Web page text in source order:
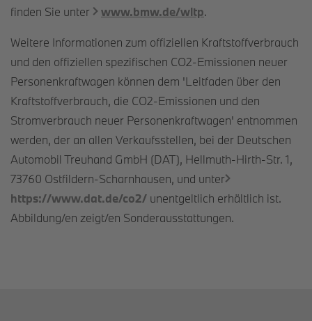
finden Sie unter
www.bmw.de/wltp.
Weitere Informationen zum offiziellen Kraftstoffverbrauch
und den offiziellen spezifischen CO2-Emissionen neuer
Personenkraftwagen können dem 'Leitfaden über den
Kraftstoffverbrauch, die CO2-Emissionen und den
Stromverbrauch neuer Personenkraftwagen' entnommen
werden, der an allen Verkaufsstellen, bei der Deutschen
Automobil Treuhand GmbH (DAT), Hellmuth-Hirth-Str. 1,
73760 Ostfildern-Scharnhausen, und unter
https://www.dat.de/co2/ unentgeltlich erhältlich ist.
Abbildung/en zeigt/en Sonderausstattungen.